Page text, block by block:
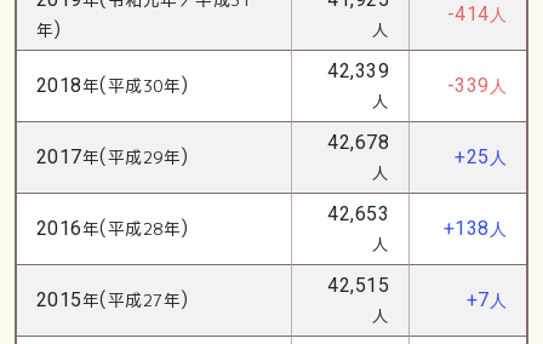
年)
人
-414人
2018年(平成30年)
42,339
人
-339 人
2017年(平成29年)
42,678
人
+25 人
2016年(平成28年)
42,653
人
+138 人
2015年(平成27年)
42,515
人
+7人